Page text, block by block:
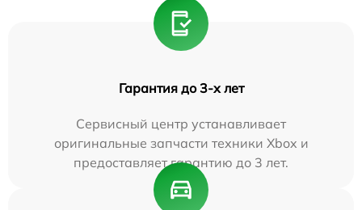
Гарантия до 3-х лет
Сервисный центр устанавливает
оригинальные запчасти техники Xbox и
предоставляет гарантию до 3 лет.